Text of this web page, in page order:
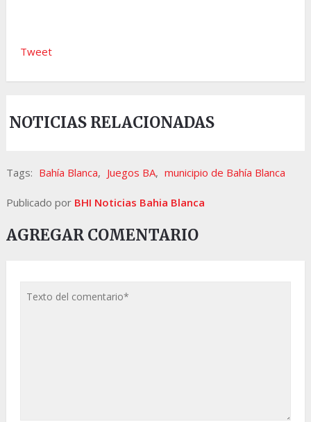
Tweet
NOTICIAS RELACIONADAS
Tags: Bahía Blanca, Juegos BA, municipio de Bahía Blanca
Publicado por BHI Noticias Bahia Blanca
AGREGAR COMENTARIO